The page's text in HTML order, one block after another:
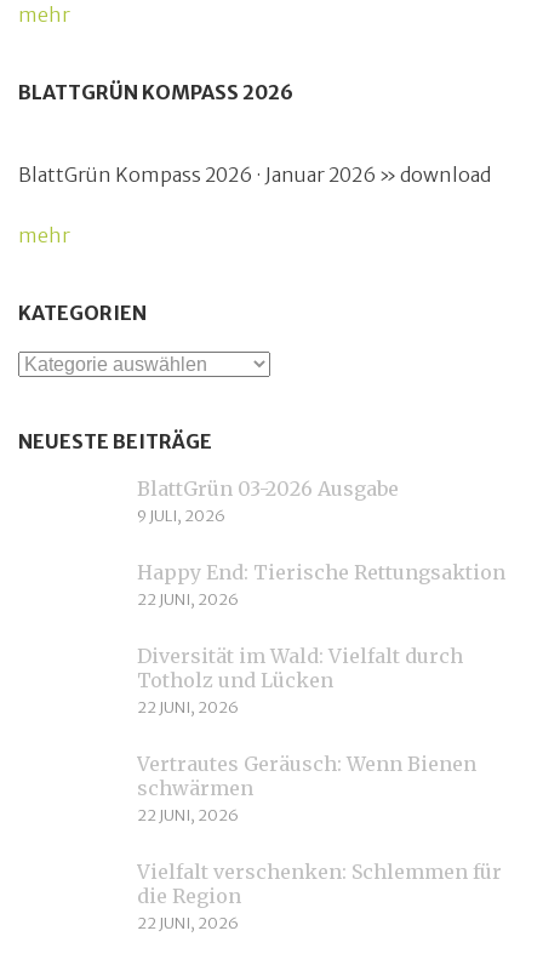
mehr
BLATTGRÜN KOMPASS 2026
BlattGrün Kompass 2026 · Januar 2026 » download
mehr
KATEGORIEN
Kategorien
NEUESTE BEITRÄGE
BlattGrün 03-2026 Ausgabe
9 JULI, 2026
Happy End: Tierische Rettungsaktion
22 JUNI, 2026
Diversität im Wald: Vielfalt durch
Totholz und Lücken
22 JUNI, 2026
Vertrautes Geräusch: Wenn Bienen
schwärmen
22 JUNI, 2026
Vielfalt verschenken: Schlemmen für
die Region
22 JUNI, 2026